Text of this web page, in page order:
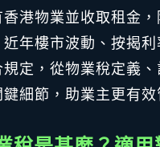
香港物業並收取租金
近年樓市波動、按揭
規定，從物業稅定義
鍵細節，助業主更有效